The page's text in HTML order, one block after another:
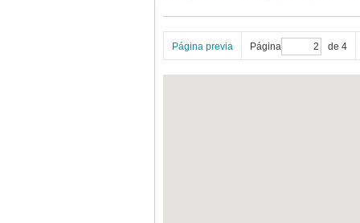
Página previa Página de 4